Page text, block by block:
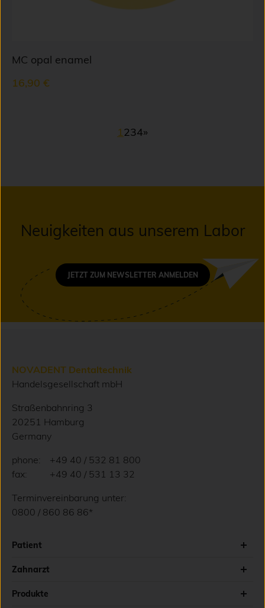
MC opal enamel
16,90 €
1234»
Neuigkeiten aus unserem Labor
JETZT ZUM NEWSLETTER ANMELDEN
NOVADENT Dentaltechnik
Handelsgesellschaft mbH
Straßenbahnring 3
20251 Hamburg
Germany
phone:
+49 40 / 532 81 800
fax:
+49 40 / 531 13 32
Terminvereinbarung unter:
0800 / 860 86 86*
Patient
Zahnarzt
Produkte